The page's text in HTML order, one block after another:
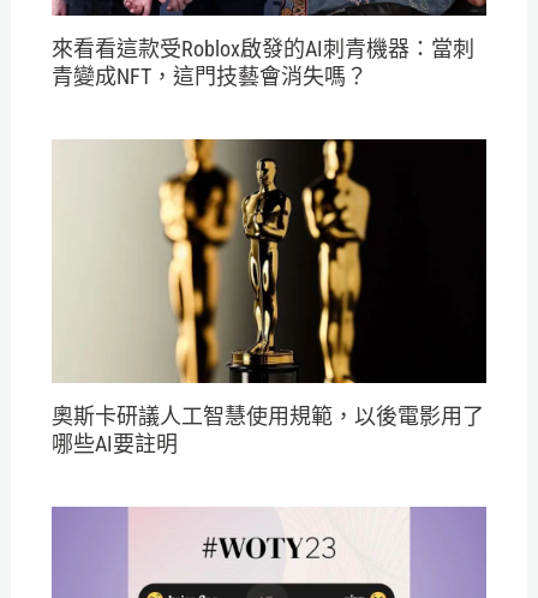
來看看這款受Roblox啟發的AI刺青機器：當刺
青變成NFT，這門技藝會消失嗎？
奧斯卡研議人工智慧使用規範，以後電影用了
哪些AI要註明